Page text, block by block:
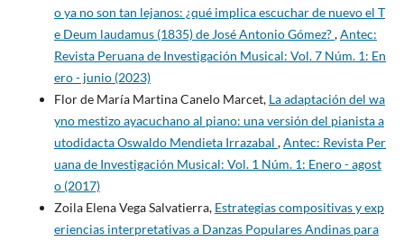
o ya no son tan lejanos: ¿qué implica escuchar de nuevo el T
e Deum laudamus (1835) de José Antonio Gómez?,Antec:
Revista Peruana de Investigación Musical: Vol. 7 Núm. 1: En
ero - junio (2023)
Flor de María Martina Canelo Marcet, La adaptación del wa
yno mestizo ayacuchano al piano: una versión del pianista a
utodidacta Oswaldo Mendieta Irrazabal ,Antec: Revista Per
uana de Investigación Musical: Vol. 1 Núm. 1: Enero - agost
o (2017)
Zoila Elena Vega Salvatierra, Estrategias compositivas y exp
eriencias interpretativas a Danzas Populares Andinas para